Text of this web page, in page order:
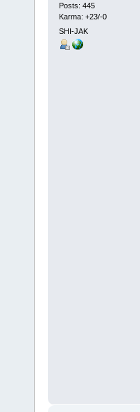
Posts: 445
Karma: +23/-0
SHI-JAK